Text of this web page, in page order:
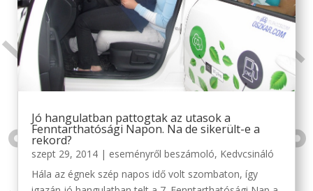
Jó hangulatban pattogtak az utasok a
Fenntarthatósági Napon. Na de sikerült-e a
rekord?
szept 29, 2014| eseményről beszámoló, Kedvcsináló
Hála az égnek szép napos idő volt szombaton, így